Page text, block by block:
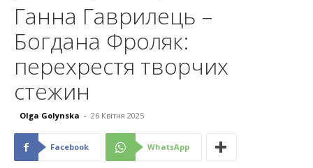
Ганна Гаврилець –
Богдана Фроляк:
перехрестя творчих
стежин
Olga Golynska - 26 Квітня 2025
Facebook WhatsApp